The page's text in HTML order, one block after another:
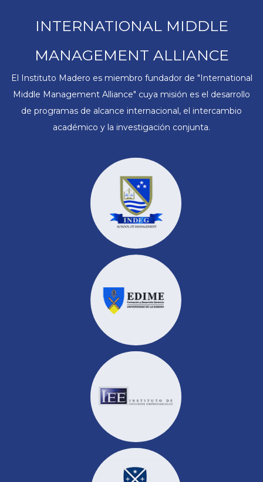
INTERNATIONAL MIDDLE
MANAGEMENT ALLIANCE
El Instituto Madero es miembro fundador de "International
Middle Management Alliance" cuya misión es el desarrollo
de programas de alcance internacional, el intercambio
académico y la investigación conjunta.